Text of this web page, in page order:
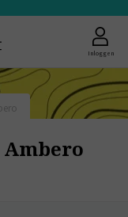
Inloggen
Ambero